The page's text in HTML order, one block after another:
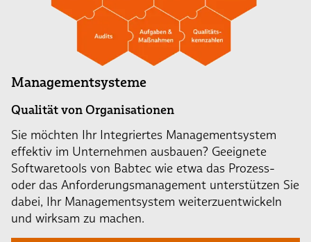
Managementsysteme
Qualität von Organisationen
Sie möchten Ihr Integriertes Managementsystem
effektiv im Unternehmen ausbauen? Geeignete
Softwaretools von Babtec wie etwa das Prozess-
oder das Anforderungsmanagement unterstützen Sie
dabei, Ihr Managementsystem weiterzuentwickeln
und wirksam zu machen.